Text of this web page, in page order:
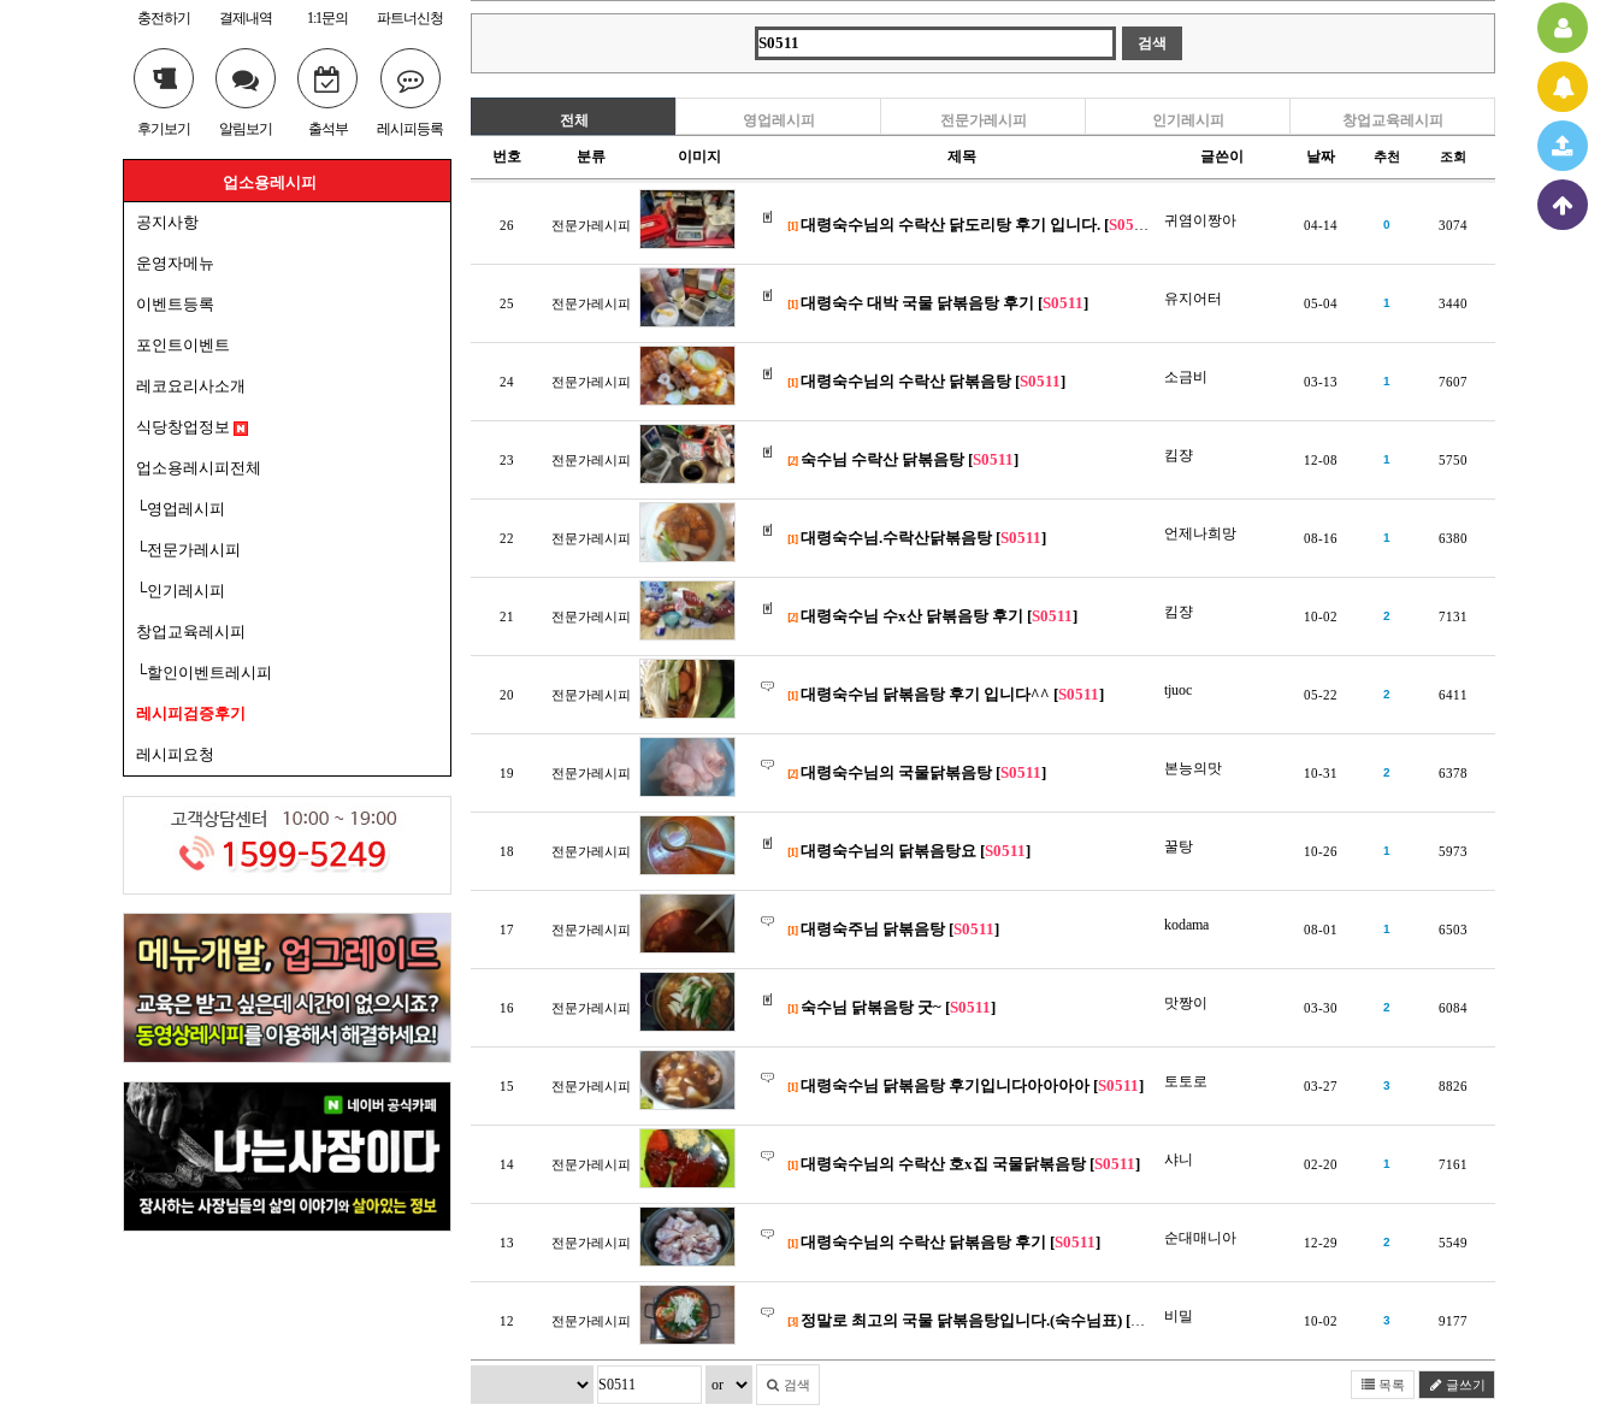
충전하기 결제내역 1:1문의 파트너신청
후기보기 알림보기 출석부 레시피등록
업소용레시피
공지사항
운영자메뉴
이벤트등록
포인트이벤트
레코요리사소개
식당창업정보
업소용레시피전체
└영업레시피
└전문가레시피
└인기레시피
창업교육레시피
└할인이벤트레시피
레시피검증후기
레시피요청
전체 영업레시피 전문가레시피 인기레시피 창업교육레시피
번호 분류 이미지 제목 글쓴이 날짜 추천 조회
26 전문가레시피 [1] 대령숙수님의 수락산 닭도리탕 후기 입니다. [S0511 귀염이짱아 04-14 0 3074
25 전문가레시피 [1] 대령숙수 대박 국물 닭볶음탕 후기 [S0511] 유지어터 05-04 1 3440
24 전문가레시피 [1] 대령숙수님의 수락산 닭볶음탕 [S0511] 소금비 03-13 1 7607
23 전문가레시피 [2] 숙수님 수락산 닭볶음탕 [S0511] 킴쟝 12-08 1 5750
22 전문가레시피 [1] 대령숙수님.수락산닭볶음탕 [S0511] 언제나희망 08-16 1 6380
21 전문가레시피 [2] 대령숙수님 수x산 닭볶음탕 후기 [S0511] 킴쟝 10-02 2 7131
20 전문가레시피 [1] 대령숙수님 닭볶음탕 후기 입니다^^ [S0511] tjuoc 05-22 2 6411
19 전문가레시피 [2] 대령숙수님의 국물닭볶음탕 [S0511] 본능의맛 10-31 2 6378
18 전문가레시피 [1] 대령숙수님의 닭볶음탕요 [S0511] 꿀탕 10-26 1 5973
17 전문가레시피 [1] 대령숙주님 닭볶음탕 [S0511] kodama 08-01 1 6503
16 전문가레시피 [1] 숙수님 닭볶음탕 굿~ [S0511] 맛짱이 03-30 2 6084
15 전문가레시피 [1] 대령숙수님 닭볶음탕 후기입니다아아아아 [S0511] 토토로 03-27 3 8826
14 전문가레시피 [1] 대령숙수님의 수락산 호x집 국물닭볶음탕 [S0511] 샤니 02-20 1 7161
13 전문가레시피 [1] 대령숙수님의 수락산 닭볶음탕 후기 [S0511] 순대매니아 12-29 2 5549
12 전문가레시피 [3] 정말로 최고의 국물 닭볶음탕입니다.(숙수님표) [S0511…
비밀 10-02 3 9177
검색 목록 글쓰기